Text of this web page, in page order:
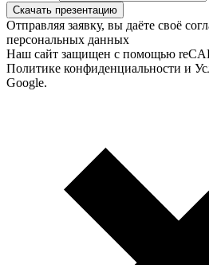
Скачать презентацию
Отправляя заявку, вы даёте своё
персональных данных
Наш сайт защищен с помощью
Политике конфиденциальности и
Google.